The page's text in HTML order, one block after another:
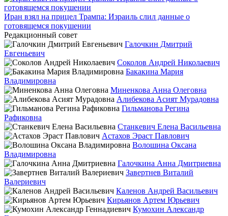
Иран взял на прицел Трампа: Израиль слил данные о
готовящемся покушении
Редакционный совет
Галочкин Дмитрий
Евгеньевич
Соколов Андрей Николаевич
Бакакина Мария
Владимировна
Миненкова Анна Олеговна
Алибекова Асият Мурадовна
Гильманова Регина
Рафиковна
Станкевич Елена Васильевна
Астахов Эраст Павлович
Волошина Оксана
Владимировна
Галочкина Анна Дмитриевна
Завертнев Виталий
Валериевич
Каленов Андрей Васильевич
Кирьянов Артем Юрьевич
Кумохин Александр